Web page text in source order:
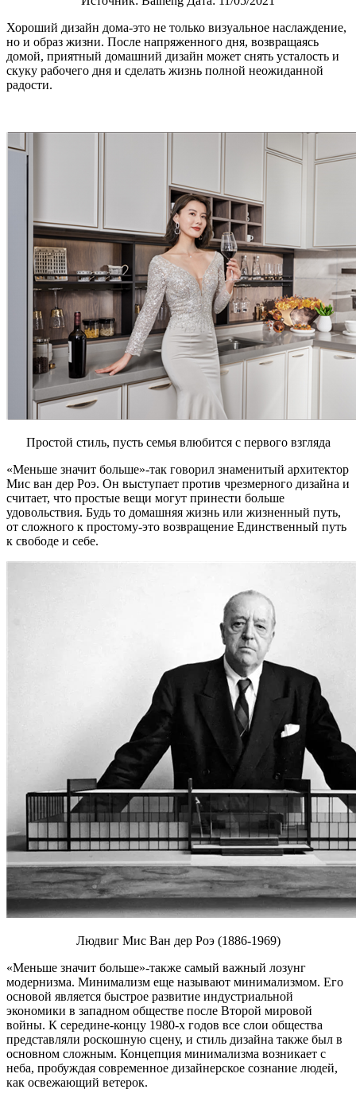
Хороший дизайн дома-это не только визуальное наслаждение,
но и образ жизни. После напряженного дня, возвращаясь
домой, приятный домашний дизайн может снять усталость и
скуку рабочего дня и сделать жизнь полной неожиданной
радости.
Простой стиль, пусть семья влюбится с первого взгляда
«Меньше значит больше»-так говорил знаменитый архитектор
Мис ван дер Роэ. Он выступает против чрезмерного дизайна и
считает, что простые вещи могут принести больше
удовольствия. Будь то домашняя жизнь или жизненный путь,
от сложного к простому-это возвращение Единственный путь
к свободе и себе.
Людвиг Мис Ван дер Роэ (1886-1969)
«Меньше значит больше»-также самый важный лозунг
модернизма. Минимализм еще называют минимализмом. Его
основой является быстрое развитие индустриальной
экономики в западном обществе после Второй мировой
войны. К середине-концу 1980-х годов все слои общества
представляли роскошную сцену, и стиль дизайна также был в
основном сложным. Концепция минимализма возникает с
неба, пробуждая современное дизайнерское сознание людей,
как освежающий ветерок.